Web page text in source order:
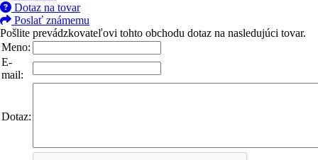
Dotaz na tovar
Poslať známemu
Pošlite prevádzkovateľovi tohto obchodu dotaz na nasledujúci tovar.
Meno:
E-
mail:
Dotaz: